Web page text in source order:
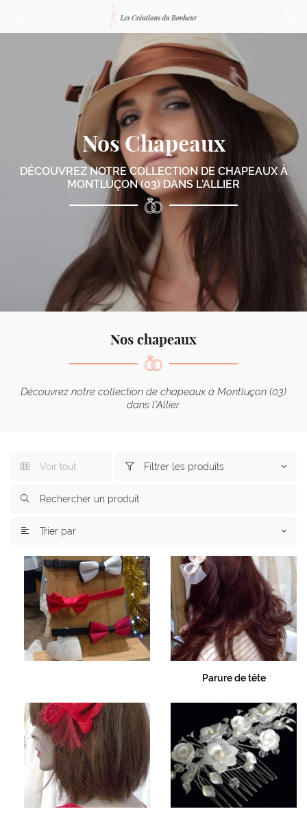
76 bis Boulevard de Courtais
Adresse email de réception
Code Captcha
Rafraîchir le captcha
En cochant cette case, vous consentez à recevoir nos propositions commerciales à
l'adresse email indiqué ci-dessus. Vous pouvez vous désinscrire à tout moment en
Inscription
Nos Chapeaux
DÉCOUVREZ NOTRE COLLECTION DE CHAPEAUXÀ
MONTLUÇON (03) DANS L’ALLIER
Nos chapeaux
Découvrez notre collection de chapeaux à Montluçon (03)
dans l’Allier.
 Voir tout  Filtrer les produits

 Trier par
Parure de tête